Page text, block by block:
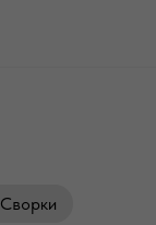
Сворки